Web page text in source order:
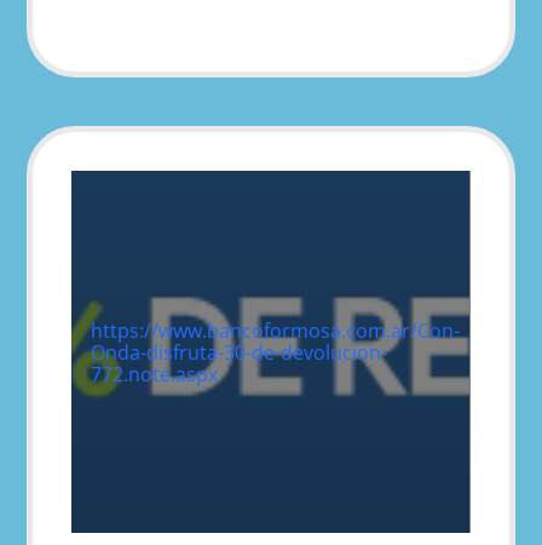
https://www.bancoformosa.com.ar/Con-
Onda-disfruta-30-de-devolucion-
772.note.aspx